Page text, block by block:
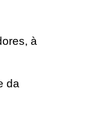
à
da